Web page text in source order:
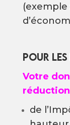
(exemple
POUR LES
Votre don
réduction
de